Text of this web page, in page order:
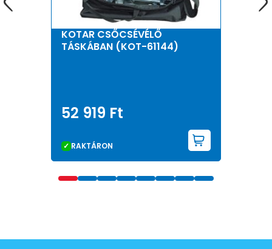
KOTAR CSŐCSÉVÉLŐ
TÁSKÁBAN (KOT-61144)
52 919 Ft
RAKTÁRON